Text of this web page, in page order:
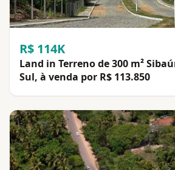
R$ 114K
Land in Terreno de 300 m²
Sul, à venda por R$ 113.850